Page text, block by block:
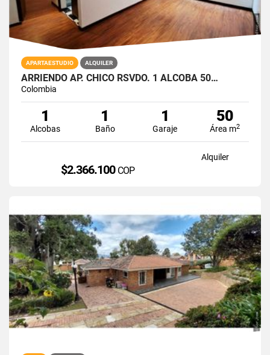
APARTAESTUDIO ALQUILER
ARRIENDO AP. CHICO RSVDO. 1 ALCOBA 50…
Colombia
1
Alcobas
1
Baño
1
Garaje
50
Área m2
Alquiler
$2.366.100 COP